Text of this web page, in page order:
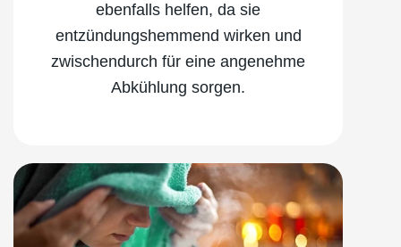
ebenfalls helfen, da sie
entzündungshemmend wirken und
zwischendurch für eine angenehme
Abkühlung sorgen.